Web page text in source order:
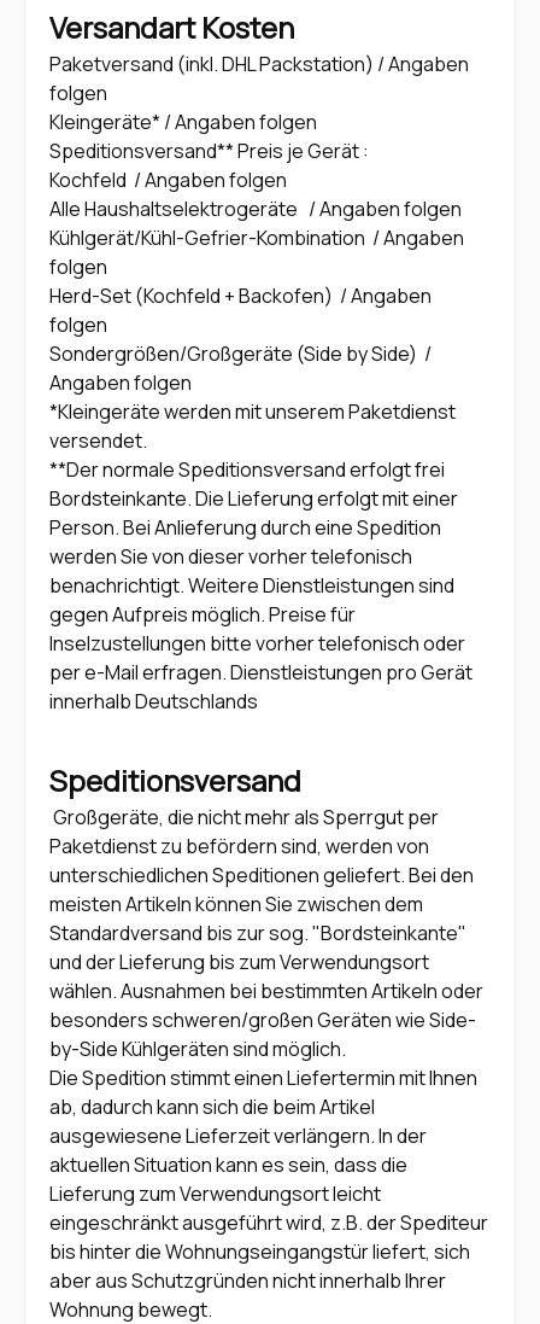
Versandart Kosten
Paketversand (inkl. DHL Packstation) / Angaben
folgen
Kleingeräte* / Angaben folgen
Speditionsversand** Preis je Gerät :
Kochfeld / Angaben folgen
Alle Haushaltselektrogeräte / Angaben folgen
Kühlgerät/Kühl-Gefrier-Kombination / Angaben
folgen
Herd-Set (Kochfeld + Backofen) / Angaben
folgen
Sondergrößen/Großgeräte (Side by Side) /
Angaben folgen
*Kleingeräte werden mit unserem Paketdienst
versendet.
**Der normale Speditionsversand erfolgt frei
Bordsteinkante. Die Lieferung erfolgt mit einer
Person. Bei Anlieferung durch eine Spedition
werden Sie von dieser vorher telefonisch
benachrichtigt. Weitere Dienstleistungen sind
gegen Aufpreis möglich. Preise für
Inselzustellungen bitte vorher telefonisch oder
per e-Mail erfragen. Dienstleistungen pro Gerät
innerhalb Deutschlands
Speditionsversand
Großgeräte, die nicht mehr als Sperrgut per
Paketdienst zu befördern sind, werden von
unterschiedlichen Speditionen geliefert. Bei den
meisten Artikeln können Sie zwischen dem
Standardversand bis zur sog. "Bordsteinkante"
und der Lieferung bis zum Verwendungsort
wählen. Ausnahmen bei bestimmten Artikeln oder
besonders schweren/großen Geräten wie Side-
by-Side Kühlgeräten sind möglich.
Die Spedition stimmt einen Liefertermin mit Ihnen
ab, dadurch kann sich die beim Artikel
ausgewiesene Lieferzeit verlängern. In der
aktuellen Situation kann es sein, dass die
Lieferung zum Verwendungsort leicht
eingeschränkt ausgeführt wird, z.B. der Spediteur
bis hinter die Wohnungseingangstür liefert, sich
aber aus Schutzgründen nicht innerhalb Ihrer
Wohnung bewegt.